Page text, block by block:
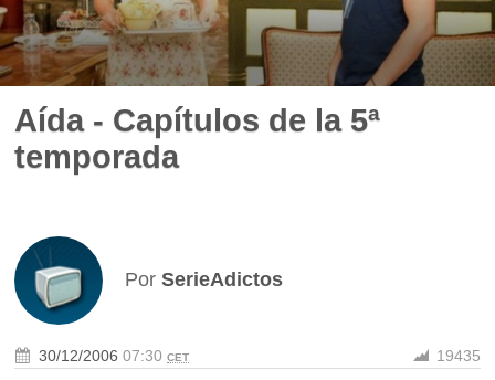
Aída - Capítulos de la 5ª
temporada
PorSerieAdictos
30/12/2006 07:30CET 19435